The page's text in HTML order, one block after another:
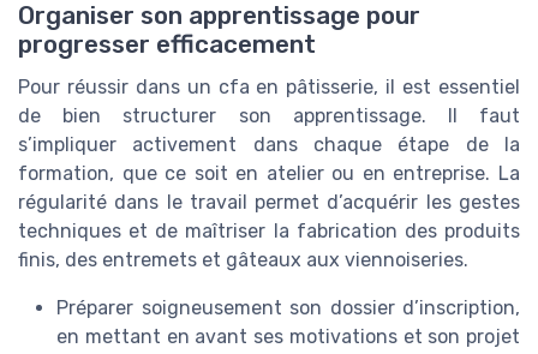
Organiser son apprentissage pour
progresser efficacement
Pour réussir dans un cfa en pâtisserie, il est essentiel
de bien structurer son apprentissage. Il faut
s’impliquer activement dans chaque étape de la
formation, que ce soit en atelier ou en entreprise. La
régularité dans le travail permet d’acquérir les gestes
techniques et de maîtriser la fabrication des produits
finis, des entremets et gâteaux aux viennoiseries.
Préparer soigneusement son dossier d’inscription,
en mettant en avant ses motivations et son projet